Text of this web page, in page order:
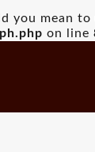
you mean to
on line